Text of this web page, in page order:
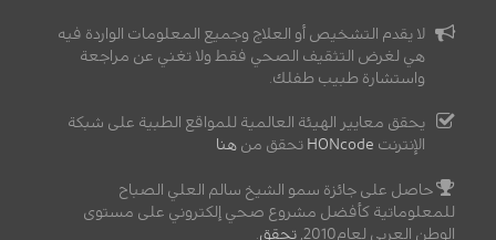
لا يقدم التشخيص أو العلاج وجميع المعلومات الواردة فيه
هي لغرض التثقيف الصحي فقط ولا تغني عن مراجعة
واستشارة طبيب طفلك.
يحقق معايير الهيئة العالمية للمواقع الطبية على شبكة
الإنترنت HONcode تحقق من هنا
حاصل على جائزة سمو الشيخ سالم العلي الصباح
للمعلوماتية كأفضل مشروع صحي إلكتروني على مستوى
الوطن العربي لعام2010,
تحقق.